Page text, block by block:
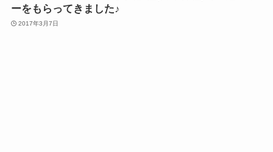
ーをもらってきました♪
2017年3月7日